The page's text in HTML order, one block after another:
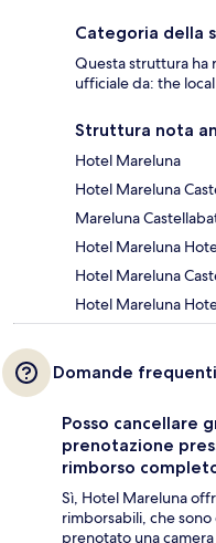
Categoria della
Questa struttura ha
ufficiale da: the
Struttura nota
Hotel Mareluna
Hotel Mareluna
Mareluna
Hotel Mareluna
Hotel Mareluna
Hotel Mareluna
Domande frequenti
Posso cancellare
prenotazione
rimborso
Sì, Hotel Mareluna
rimborsabili, che
prenotato una